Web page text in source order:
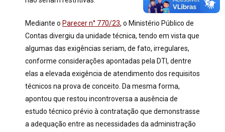
Mediante o Parecer n° 770/23, o Ministério Público de
Contas divergiu da unidade técnica, tendo em vista que
algumas das exigências seriam, de fato, irregulares,
conforme considerações apontadas pela DTI, dentre
elas a elevada exigência de atendimento dos requisitos
técnicos na prova de conceito. Da mesma forma,
apontou que restou incontroversa a ausência de
estudo técnico prévio à contratação que demonstrasse
a adequação entre as necessidades da administração